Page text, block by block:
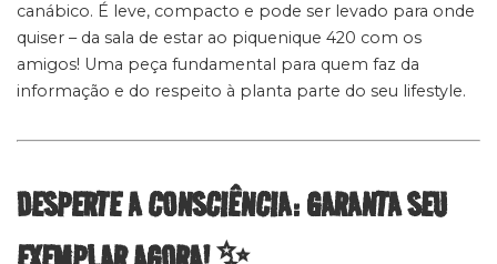
canábico. É leve, compacto e pode ser levado para onde
quiser – da sala de estar ao piquenique 420 com os
amigos! Uma peça fundamental para quem faz da
informação e do respeito à planta parte do seu lifestyle.
DESPERTE A CONSCIÊNCIA: GARANTA SEU